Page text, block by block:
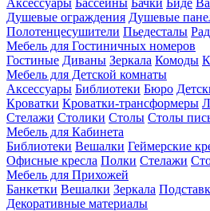
Аксессуары Бассейны Бачки Биде
Душевые ограждения Душевые
Полотенцесушители Пьедесталы
Мебель для Гостиничных номеров
Гостиные Диваны Зеркала Комоды
Мебель для Детской комнаты
Аксессуары Библиотеки Бюро
Кроватки Кроватки-трансформеры
Стелажи Столики Столы Столы
Мебель для Кабинета
Библиотеки Вешалки Геймерские
Офисные кресла Полки Стелажи
Мебель для Прихожей
Банкетки Вешалки Зеркала
Декоративные материалы